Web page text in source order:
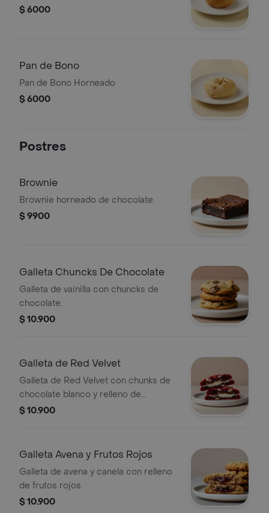
$ 6000
Pan de Bono
Pan de Bono Horneado
$ 6000
Postres
Brownie
Brownie horneado de chocolate.
$ 9900
Galleta Chuncks De Chocolate
Galleta de vainilla con chuncks de
chocolate.
$ 10.900
Galleta de Red Velvet
Galleta de Red Velvet con chunks de
chocolate blanco y relleno de
Cheesecake.
$ 10.900
Galleta Avena y Frutos Rojos
Galleta de avena y canela con relleno
de frutos rojos.
$ 10.900